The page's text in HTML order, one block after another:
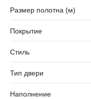
Размер полотна (м)
Покрытие
Стиль
Тип двери
Наполнение